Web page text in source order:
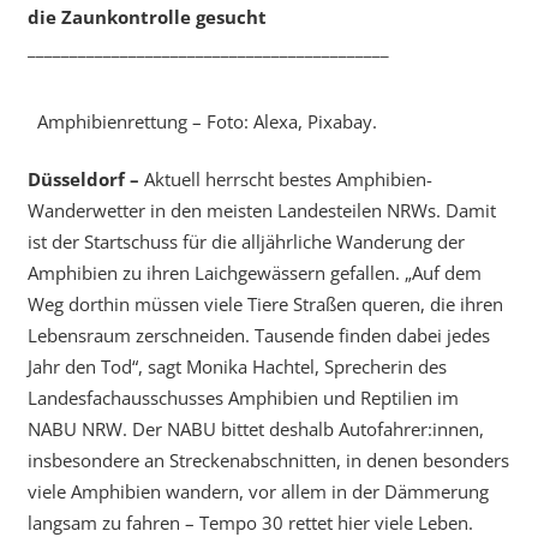
die Zaunkontrolle gesucht
Amphibienrettung – Foto: Alexa, Pixabay.
Düsseldorf – Aktuell herrscht bestes Amphibien-
Wanderwetter in den meisten Landesteilen NRWs. Damit
ist der Startschuss für die alljährliche Wanderung der
Amphibien zu ihren Laichgewässern gefallen. „Auf dem
Weg dorthin müssen viele Tiere Straßen queren, die ihren
Lebensraum zerschneiden. Tausende finden dabei jedes
Jahr den Tod“, sagt Monika Hachtel, Sprecherin des
Landesfachausschusses Amphibien und Reptilien im
NABU NRW. Der NABU bittet deshalb Autofahrer:innen,
insbesondere an Streckenabschnitten, in denen besonders
viele Amphibien wandern, vor allem in der Dämmerung
langsam zu fahren – Tempo 30 rettet hier viele Leben.